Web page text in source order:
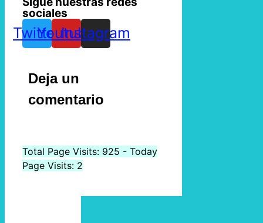
sociales
TwitterYoutube
Instagram
Deja un
comentario
Total Page Visits: 925 - Today
Page Visits: 2